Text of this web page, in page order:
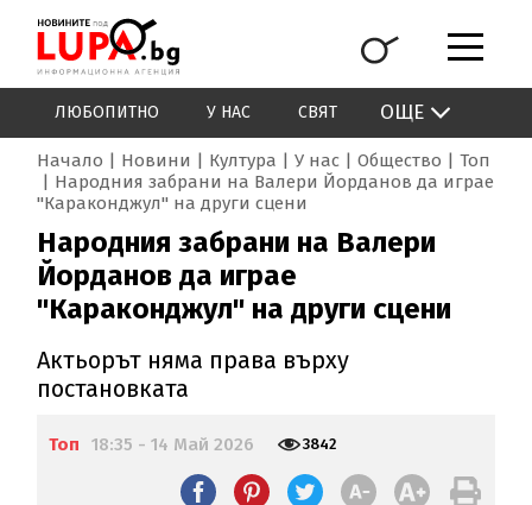
ЛЮБОПИТНО У НАС СВЯТ ОЩЕ
Начало Новини Култура У нас Общество
Топ
Народния забрани на Валери Йорданов да играе
"Караконджул" на други сцени
Народния забрани на Валери
Йорданов да играе
"Караконджул" на други сцени
Актьорът няма права върху
постановката
Топ 18:35 - 14 Май 2026 3842